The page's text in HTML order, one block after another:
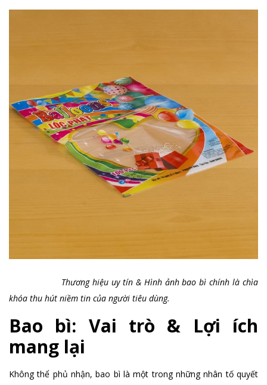
Thương hiệu uy tín & Hình ảnh bao bì chính là chìa
khóa thu hút niềm tin của người tiêu dùng.
Bao bì: Vai trò & Lợi ích
mang lại
Không thể phủ nhận, bao bì là một trong những nhân tố quyết